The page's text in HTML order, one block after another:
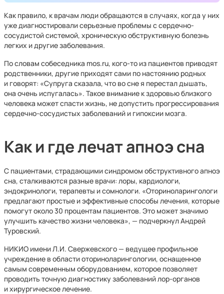
Как правило, к врачам люди обращаются в случаях, когда у них
уже диагностировали серьезные проблемы с сердечно-
сосудистой системой, хроническую обструктивную болезнь
легких и другие заболевания.
По словам собеседника mos.ru, кого-то из пациентов приводят
родственники, другие приходят сами по настоянию родных
и говорят: «Супруга сказала, что во сне я перестал дышать,
она очень испугалась». Такое внимание к здоровью близкого
человека может спасти жизнь, не допустить прогрессирования
сердечно-сосудистых заболеваний и гипоксии мозга.
Как и где лечат апноэ сна
С пациентами, страдающими синдромом обструктивного апноэ
сна, сталкиваются разные врачи: лоры, кардиологи,
эндокринологи, терапевты и сомнологи. «Оториноларингологи
предлагают простые и эффективные способы лечения, которые
помогут около 30 процентам пациентов. Это может значимо
улучшить качество жизни человека», — подчеркнул Андрей
Туровский.
НИКИО имени Л.И. Свержевского — ведущее профильное
учреждение в области оториноларингологии, оснащенное
самым современным оборудованием, которое позволяет
проводить точную диагностику заболеваний лор-органов
и хирургическое лечение.